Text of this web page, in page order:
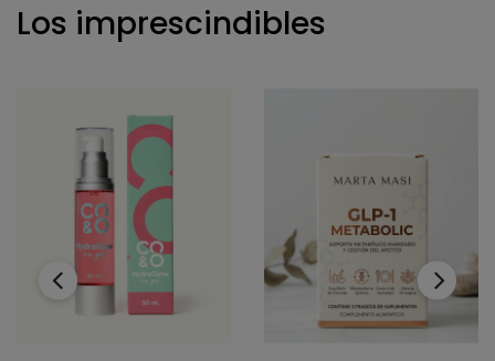
Los imprescindibles
‹ ›